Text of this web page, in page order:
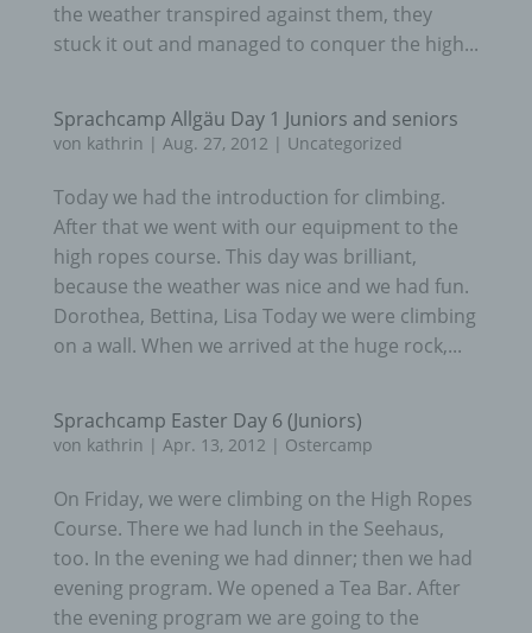
the weather transpired against them, they
stuck it out and managed to conquer the high...
Sprachcamp Allgäu Day 1 Juniors and seniors
von kathrin | Aug. 27, 2012 | Uncategorized
Today we had the introduction for climbing.
After that we went with our equipment to the
high ropes course. This day was brilliant,
because the weather was nice and we had fun.
Dorothea, Bettina, Lisa Today we were climbing
on a wall. When we arrived at the huge rock,...
Sprachcamp Easter Day 6 (Juniors)
von kathrin | Apr. 13, 2012 | Ostercamp
On Friday, we were climbing on the High Ropes
Course. There we had lunch in the Seehaus,
too. In the evening we had dinner; then we had
evening program. We opened a Tea Bar. After
the evening program we are going to the